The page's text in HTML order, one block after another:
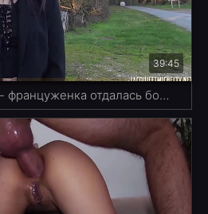
39:45
Глупая жертва пикапа - француженка отдалась бородачу в сауне и дала в попу